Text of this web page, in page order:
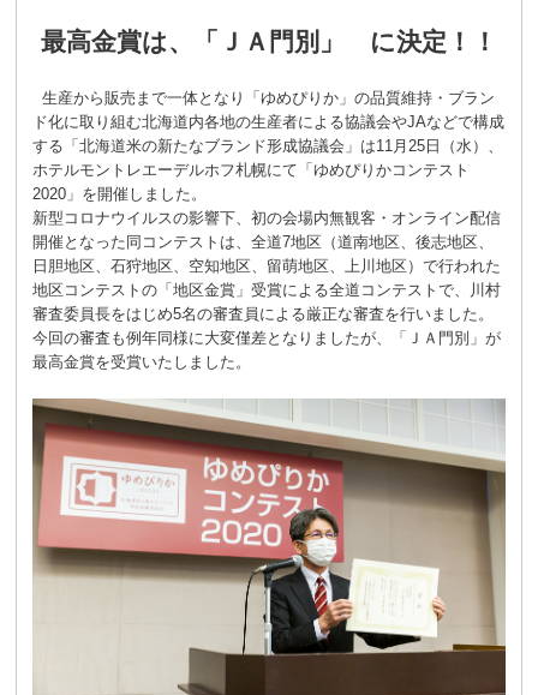
最高金賞は、 「ＪＡ門別」 に決定！！
生産から販売まで一体となり「ゆめぴりか」の品質維持・ブラン
ド化に取り組む北海道内各地の生産者による協議会やJAなどで構成
する「北海道米の新たなブランド形成協議会」は11月25日（水）、
ホテルモントレエーデルホフ札幌にて「ゆめぴりかコンテスト
2020」を開催しました。
新型コロナウイルスの影響下、初の会場内無観客・オンライン配信
開催となった同コンテストは、全道7地区（道南地区、後志地区、
日胆地区、石狩地区、空知地区、留萌地区、上川地区）で行われた
地区コンテストの「地区金賞」受賞による全道コンテストで、川村
審査委員長をはじめ5名の審査員による厳正な審査を行いました。
今回の審査も例年同様に大変僅差となりましたが、「ＪＡ門別」が
最高金賞を受賞いたしました。